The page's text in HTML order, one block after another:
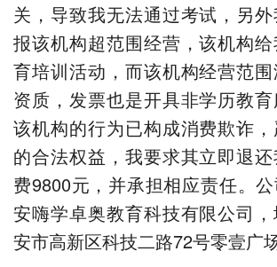
关，导致我无法通过考试，另
报该机构超范围经营，该机构
育培训活动，而该机构经营范
资质，发票也是开具非学历教育
该机构的行为已构成消费欺诈
的合法权益，我要求其立即退
费9800元，并承担相应责任。
安嗨学卓奥教育科技有限公司
安市高新区科技二路72号零壹广